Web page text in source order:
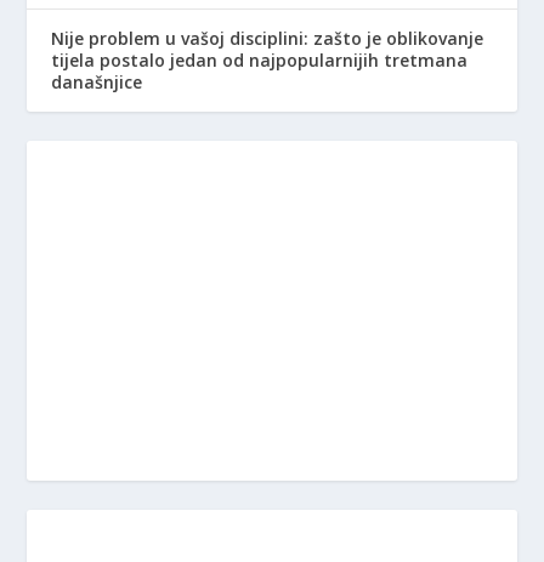
Nije problem u vašoj disciplini: zašto je oblikovanje
tijela postalo jedan od najpopularnijih tretmana
današnjice